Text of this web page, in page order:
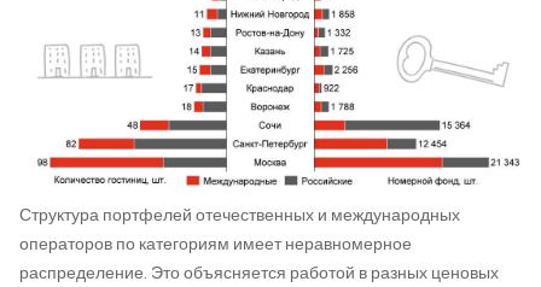
Структура портфелей отечественных и международных
операторов по категориям имеет неравномерное
распределение. Это объясняется работой в разных ценовых